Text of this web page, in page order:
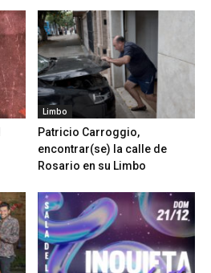
Limbo
Patricio Carroggio,
encontrar(se) la calle de
Rosario en su Limbo